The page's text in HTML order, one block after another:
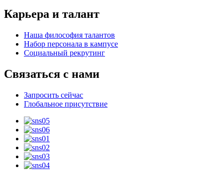
Карьера и талант
Наша философия талантов
Набор персонала в кампусе
Социальный рекрутинг
Связаться с нами
Запросить сейчас
Глобальное присутствие